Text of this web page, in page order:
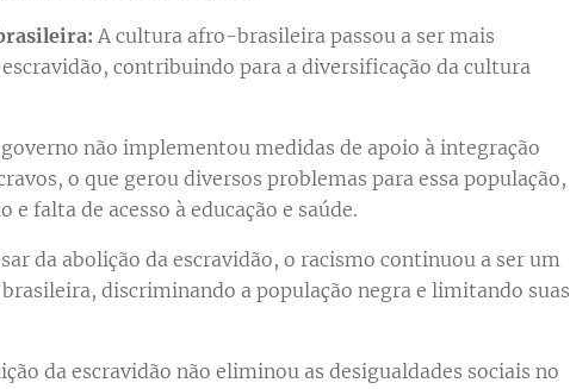
A cultura afro-brasileira passou a ser mais
contribuindo para a diversificação da cultura
governo não implementou medidas de apoio à integração
o que gerou diversos problemas para essa população,
falta de acesso à educação e saúde.
da abolição da escravidão, o racismo continuou a ser um
discriminando a população negra e limitando suas
da escravidão não eliminou as desigualdades sociais no